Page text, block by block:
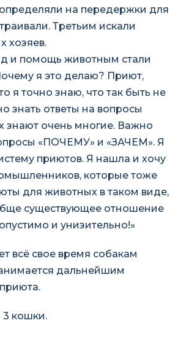
на передержки для
Третьим искали
хозяев.
и помощь животным стали
я это делаю? Приют,
я точно знаю, что так быть не
знать ответы на вопросы
знают очень многие. Важно
«ПОЧЕМУ» и «ЗАЧЕМ». Я
приютов. Я нашла и хочу
которые тоже
для животных в таком виде,
существующее отношение
и унизительно!»
всё свое время собакам
дальнейшим
кошки.